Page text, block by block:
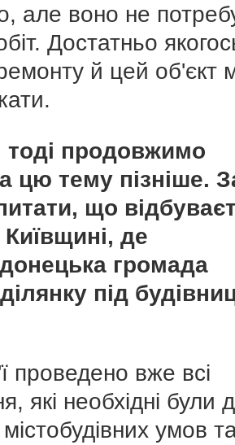
але воно не
Достатньо
й цей об'єкт
тоді продовжимо
цю тему пізніше.
що
де
громада
під
проведено вже всі
які необхідні були
умов